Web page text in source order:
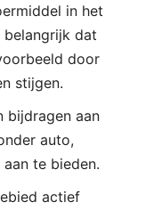
in het
belangrijk dat
door
stijgen.
bijdragen aan
auto,
te bieden.
actief